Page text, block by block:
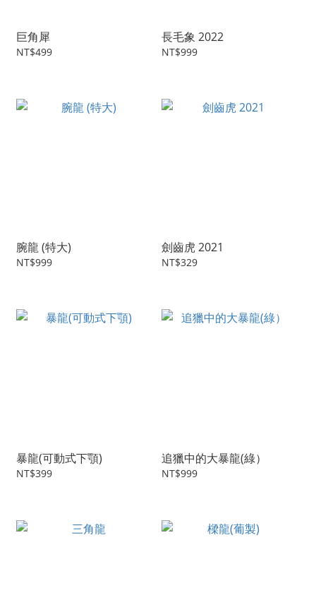
巨角犀
NT$499
長毛象 2022
NT$999
腕龍 (特大)
NT$999
劍齒虎 2021
NT$329
暴龍(可動式下顎)
NT$399
追獵中的大暴龍(綠）
NT$999